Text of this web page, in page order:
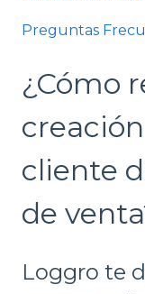
Preguntas
¿Cómo
cliente
de
Loggro te